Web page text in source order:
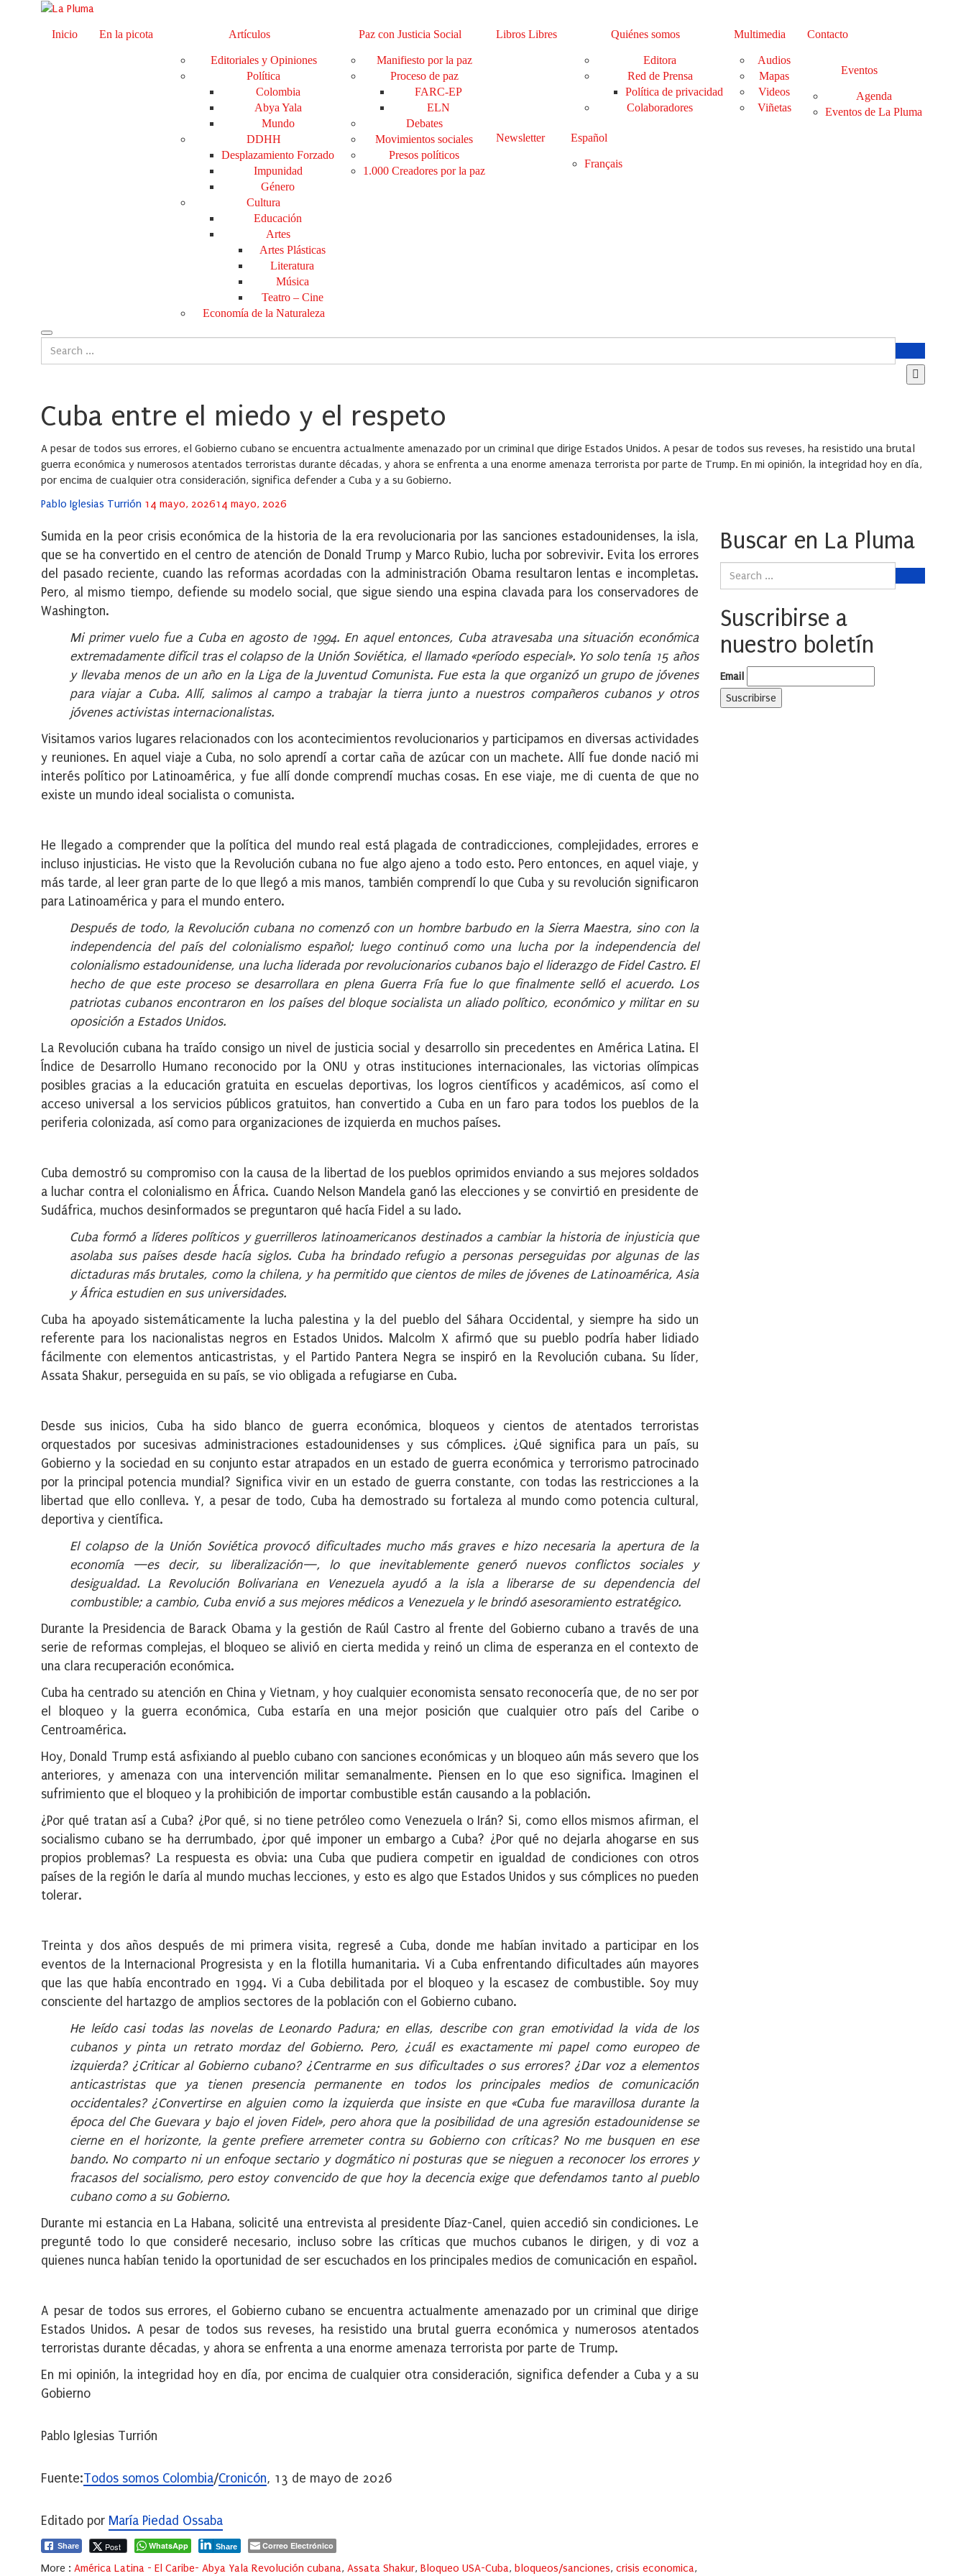
Inicio En la picota Artículos
Editoriales y Opiniones
Política
Colombia
Abya Yala
Mundo
DDHH
Desplazamiento Forzado
Impunidad
Género
Cultura
Educación
Artes
Artes Plásticas
Literatura
Música
Teatro – Cine
Economía de la Naturaleza
Paz con Justicia Social
Manifiesto por la paz
Proceso de paz
FARC-EP
ELN
Debates
Movimientos sociales
Presos políticos
1.000 Creadores por la paz
Libros Libres Quiénes somos
Editora
Red de Prensa
Política de privacidad
Colaboradores
Multimedia
Audios
Mapas
Videos
Viñetas
Contacto
Eventos
Agenda
Eventos de La Pluma
Newsletter Español
Français
Cuba entre el miedo y el respeto
A pesar de todos sus errores, el Gobierno cubano se encuentra actualmente amenazado por un criminal que dirige Estados Unidos. A pesar de todos sus reveses, ha resistido una brutal
guerra económica y numerosos atentados terroristas durante décadas, y ahora se enfrenta a una enorme amenaza terrorista por parte de Trump. En mi opinión, la integridad hoy en día,
por encima de cualquier otra consideración, significa defender a Cuba y a su Gobierno.
Pablo Iglesias Turrión Posted
14 mayo, 202614 mayo, 2026
Sumida en la peor crisis económica de la historia de la era revolucionaria por las sanciones estadounidenses, la isla,
que se ha convertido en el centro de atención de Donald Trump y Marco Rubio, lucha por sobrevivir. Evita los errores
del pasado reciente, cuando las reformas acordadas con la administración Obama resultaron lentas e incompletas.
Pero, al mismo tiempo, defiende su modelo social, que sigue siendo una espina clavada para los conservadores de
Washington.
Mi primer vuelo fue a Cuba en agosto de 1994. En aquel entonces, Cuba atravesaba una situación económica
extremadamente difícil tras el colapso de la Unión Soviética, el llamado «período especial». Yo solo tenía 15 años
y llevaba menos de un año en la Liga de la Juventud Comunista. Fue esta la que organizó un grupo de jóvenes
para viajar a Cuba. Allí, salimos al campo a trabajar la tierra junto a nuestros compañeros cubanos y otros
jóvenes activistas internacionalistas.
Visitamos varios lugares relacionados con los acontecimientos revolucionarios y participamos en diversas actividades
y reuniones. En aquel viaje a Cuba, no solo aprendí a cortar caña de azúcar con un machete. Allí fue donde nació mi
interés político por Latinoamérica, y fue allí donde comprendí muchas cosas. En ese viaje, me di cuenta de que no
existe un mundo ideal socialista o comunista.
He llegado a comprender que la política del mundo real está plagada de contradicciones, complejidades, errores e
incluso injusticias. He visto que la Revolución cubana no fue algo ajeno a todo esto. Pero entonces, en aquel viaje, y
más tarde, al leer gran parte de lo que llegó a mis manos, también comprendí lo que Cuba y su revolución significaron
para Latinoamérica y para el mundo entero.
Después de todo, la Revolución cubana no comenzó con un hombre barbudo en la Sierra Maestra, sino con la
independencia del país del colonialismo español; luego continuó como una lucha por la independencia del
colonialismo estadounidense, una lucha liderada por revolucionarios cubanos bajo el liderazgo de Fidel Castro. El
hecho de que este proceso se desarrollara en plena Guerra Fría fue lo que finalmente selló el acuerdo. Los
patriotas cubanos encontraron en los países del bloque socialista un aliado político, económico y militar en su
oposición a Estados Unidos.
La Revolución cubana ha traído consigo un nivel de justicia social y desarrollo sin precedentes en América Latina. El
Índice de Desarrollo Humano reconocido por la ONU y otras instituciones internacionales, las victorias olímpicas
posibles gracias a la educación gratuita en escuelas deportivas, los logros científicos y académicos, así como el
acceso universal a los servicios públicos gratuitos, han convertido a Cuba en un faro para todos los pueblos de la
periferia colonizada, así como para organizaciones de izquierda en muchos países.
Cuba demostró su compromiso con la causa de la libertad de los pueblos oprimidos enviando a sus mejores soldados
a luchar contra el colonialismo en África. Cuando Nelson Mandela ganó las elecciones y se convirtió en presidente de
Sudáfrica, muchos desinformados se preguntaron qué hacía Fidel a su lado.
Cuba formó a líderes políticos y guerrilleros latinoamericanos destinados a cambiar la historia de injusticia que
asolaba sus países desde hacía siglos. Cuba ha brindado refugio a personas perseguidas por algunas de las
dictaduras más brutales, como la chilena, y ha permitido que cientos de miles de jóvenes de Latinoamérica, Asia
y África estudien en sus universidades.
Cuba ha apoyado sistemáticamente la lucha palestina y la del pueblo del Sáhara Occidental, y siempre ha sido un
referente para los nacionalistas negros en Estados Unidos. Malcolm X afirmó que su pueblo podría haber lidiado
fácilmente con elementos anticastristas, y el Partido Pantera Negra se inspiró en la Revolución cubana. Su líder,
Assata Shakur, perseguida en su país, se vio obligada a refugiarse en Cuba.
Desde sus inicios, Cuba ha sido blanco de guerra económica, bloqueos y cientos de atentados terroristas
orquestados por sucesivas administraciones estadounidenses y sus cómplices. ¿Qué significa para un país, su
Gobierno y la sociedad en su conjunto estar atrapados en un estado de guerra económica y terrorismo patrocinado
por la principal potencia mundial? Significa vivir en un estado de guerra constante, con todas las restricciones a la
libertad que ello conlleva. Y, a pesar de todo, Cuba ha demostrado su fortaleza al mundo como potencia cultural,
deportiva y científica.
El colapso de la Unión Soviética provocó dificultades mucho más graves e hizo necesaria la apertura de la
economía —es decir, su liberalización—, lo que inevitablemente generó nuevos conflictos sociales y
desigualdad. La Revolución Bolivariana en Venezuela ayudó a la isla a liberarse de su dependencia del
combustible; a cambio, Cuba envió a sus mejores médicos a Venezuela y le brindó asesoramiento estratégico.
Durante la Presidencia de Barack Obama y la gestión de Raúl Castro al frente del Gobierno cubano a través de una
serie de reformas complejas, el bloqueo se alivió en cierta medida y reinó un clima de esperanza en el contexto de
una clara recuperación económica.
Cuba ha centrado su atención en China y Vietnam, y hoy cualquier economista sensato reconocería que, de no ser por
el bloqueo y la guerra económica, Cuba estaría en una mejor posición que cualquier otro país del Caribe o
Centroamérica.
Hoy, Donald Trump está asfixiando al pueblo cubano con sanciones económicas y un bloqueo aún más severo que los
anteriores, y amenaza con una intervención militar semanalmente. Piensen en lo que eso significa. Imaginen el
sufrimiento que el bloqueo y la prohibición de importar combustible están causando a la población.
¿Por qué tratan así a Cuba? ¿Por qué, si no tiene petróleo como Venezuela o Irán? Si, ​​como ellos mismos afirman, el
socialismo cubano se ha derrumbado, ¿por qué imponer un embargo a Cuba? ¿Por qué no dejarla ahogarse en sus
propios problemas? La respuesta es obvia: una Cuba que pudiera competir en igualdad de condiciones con otros
países de la región le daría al mundo muchas lecciones, y esto es algo que Estados Unidos y sus cómplices no pueden
tolerar.
Treinta y dos años después de mi primera visita, regresé a Cuba, donde me habían invitado a participar en los
eventos de la Internacional Progresista y en la flotilla humanitaria. Vi a Cuba enfrentando dificultades aún mayores
que las que había encontrado en 1994. Vi a Cuba debilitada por el bloqueo y la escasez de combustible. Soy muy
consciente del hartazgo de amplios sectores de la población con el Gobierno cubano.
He leído casi todas las novelas de Leonardo Padura; en ellas, describe con gran emotividad la vida de los
cubanos y pinta un retrato mordaz del Gobierno. Pero, ¿cuál es exactamente mi papel como europeo de
izquierda? ¿Criticar al Gobierno cubano? ¿Centrarme en sus dificultades o sus errores? ¿Dar voz a elementos
anticastristas que ya tienen presencia permanente en todos los principales medios de comunicación
occidentales? ¿Convertirse en alguien como la izquierda que insiste en que «Cuba fue maravillosa durante la
época del Che Guevara y bajo el joven Fidel», pero ahora que la posibilidad de una agresión estadounidense se
cierne en el horizonte, la gente prefiere arremeter contra su Gobierno con críticas? No me busquen en ese
bando. No comparto ni un enfoque sectario y dogmático ni posturas que se nieguen a reconocer los errores y
fracasos del socialismo, pero estoy convencido de que hoy la decencia exige que defendamos tanto al pueblo
cubano como a su Gobierno.
Durante mi estancia en La Habana, solicité una entrevista al presidente Díaz-Canel, quien accedió sin condiciones. Le
pregunté todo lo que consideré necesario, incluso sobre las críticas que muchos cubanos le dirigen, y di voz a
quienes nunca habían tenido la oportunidad de ser escuchados en los principales medios de comunicación en español.
A pesar de todos sus errores, el Gobierno cubano se encuentra actualmente amenazado por un criminal que dirige
Estados Unidos. A pesar de todos sus reveses, ha resistido una brutal guerra económica y numerosos atentados
terroristas durante décadas, y ahora se enfrenta a una enorme amenaza terrorista por parte de Trump.
En mi opinión, la integridad hoy en día, por encima de cualquier otra consideración, significa defender a Cuba y a su
Gobierno
Pablo Iglesias Turrión
Fuente:Todos somos Colombia/Cronicón, 13 de mayo de 2026
Editado por María Piedad Ossaba
Share Post WhatsApp Share Correo Electrónico
More : América Latina - El Caribe- Abya Yala Revolución cubana, Assata Shakur, Bloqueo USA-Cuba, bloqueos/sanciones, crisis economica,
Buscar en La Pluma
Suscribirse a
nuestro boletín
Email